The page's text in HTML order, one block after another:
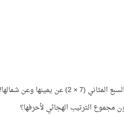
وعن شمالها!
مجموع الترتيب الهجائي لأحرفها؟